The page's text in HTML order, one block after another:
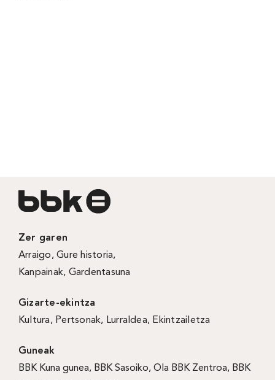
Zer garen
Arraigo,Gure historia,
Kanpainak, Gardentasuna
Gizarte-ekintza
Kultura, Pertsonak, Lurraldea, Ekintzailetza
Guneak
BBK Kuna gunea, BBK Sasoiko, Ola BBK Zentroa, BBK